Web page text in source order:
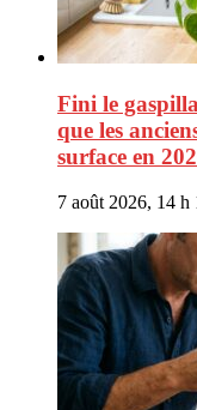
Fini le
que les
surface en
7 août 2026, 14 h